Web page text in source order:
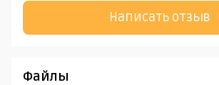
Написать отзыв
Файлы